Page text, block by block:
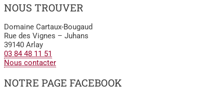
NOUS TROUVER
Domaine Cartaux-Bougaud
Rue des Vignes – Juhans
39140 Arlay
03 84 48 11 51
Nous contacter
NOTRE PAGE FACEBOOK